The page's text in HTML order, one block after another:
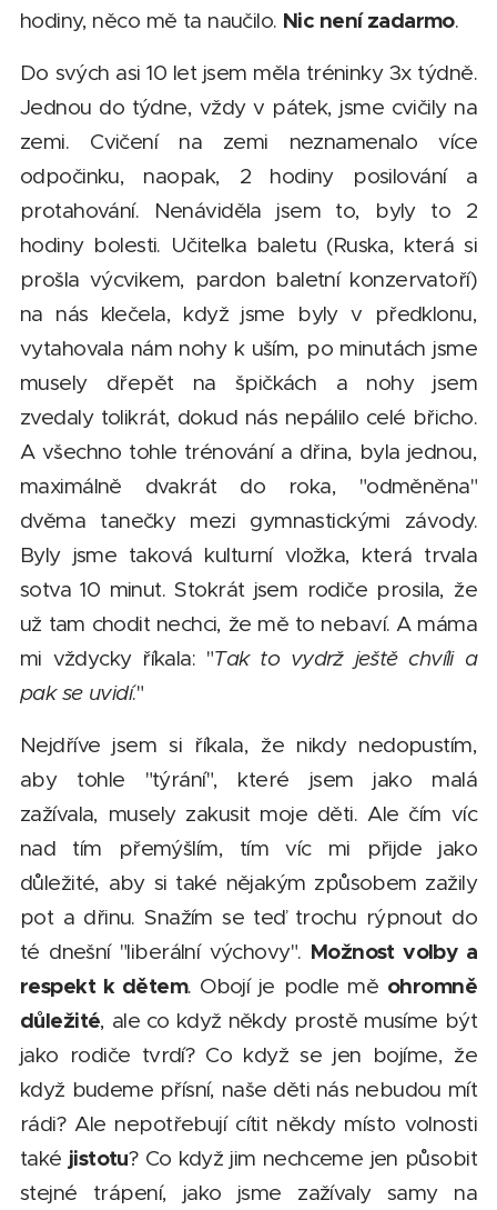
hodiny, něco mě ta naučilo. Nic není zadarmo.
Do svých asi 10 let jsem měla tréninky 3x týdně.
Jednou do týdne, vždy v pátek, jsme cvičily na
zemi. Cvičení na zemi neznamenalo více
odpočinku, naopak, 2 hodiny posilování a
protahování. Nenáviděla jsem to, byly to 2
hodiny bolesti. Učitelka baletu (Ruska, která si
prošla výcvikem, pardon baletní konzervatoří)
na nás klečela, když jsme byly v předklonu,
vytahovala nám nohy k uším, po minutách jsme
musely dřepět na špičkách a nohy jsem
zvedaly tolikrát, dokud nás nepálilo celé břicho.
A všechno tohle trénování a dřina, byla jednou,
maximálně dvakrát do roka, "odměněna"
dvěma tanečky mezi gymnastickými závody.
Byly jsme taková kulturní vložka, která trvala
sotva 10 minut. Stokrát jsem rodiče prosila, že
už tam chodit nechci, že mě to nebaví. A máma
mi vždycky říkala: "Tak to vydrž ještě chvíli a
pak se uvidí."
Nejdříve jsem si říkala, že nikdy nedopustím,
aby tohle "týrání", které jsem jako malá
zažívala, musely zakusit moje děti. Ale čím víc
nad tím přemýšlím, tím víc mi přijde jako
důležité, aby si také nějakým způsobem zažily
pot a dřinu. Snažím se teď trochu rýpnout do
té dnešní "liberální výchovy". Možnost volby a
respekt k dětem. Obojí je podle mě ohromně
důležité, ale co když někdy prostě musíme být
jako rodiče tvrdí? Co když se jen bojíme, že
když budeme přísní, naše děti nás nebudou mít
rádi? Ale nepotřebují cítit někdy místo volnosti
také jistotu? Co když jim nechceme jen působit
stejné trápení, jako jsme zažívaly samy na